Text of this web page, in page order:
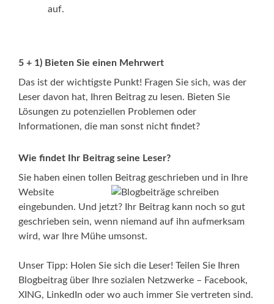
auf.
5 + 1) Bieten Sie einen Mehrwert
Das ist der wichtigste Punkt! Fragen Sie sich, was der
Leser davon hat, Ihren Beitrag zu lesen. Bieten Sie
Lösungen zu potenziellen Problemen oder
Informationen, die man sonst nicht findet?
Wie findet Ihr Beitrag seine Leser?
Sie haben einen tollen Beitrag geschrieben und in Ihre
Website
eingebunden. Und jetzt? Ihr Beitrag kann noch so gut
geschrieben sein, wenn niemand auf ihn aufmerksam
wird, war Ihre Mühe umsonst.
Unser Tipp: Holen Sie sich die Leser! Teilen Sie Ihren
Blogbeitrag über Ihre sozialen Netzwerke – Facebook,
XING, LinkedIn oder wo auch immer Sie vertreten sind.